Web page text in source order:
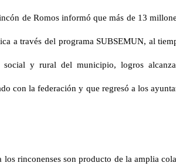
de Romos informó que más de 13
a través del programa SUBSEMUN, al
y rural del municipio, logros
con la federación y que regresó a los
los rinconenses son producto de la amplia